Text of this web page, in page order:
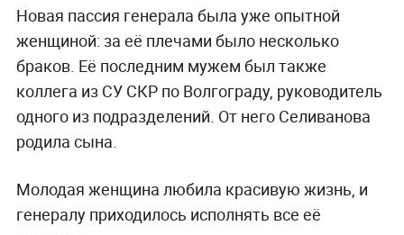
Новая пассия генерала была уже опытной
женщиной: за её плечами было несколько
браков. Её последним мужем был также
коллега из СУ СКР по Волгограду, руководитель
одного из подразделений. От него Селиванова
родила сына.
Молодая женщина любила красивую жизнь, и
генералу приходилось исполнять все её